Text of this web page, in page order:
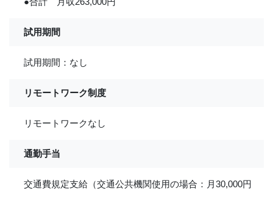
試用期間
試用期間：なし
リモートワーク制度
リモートワークなし
通勤手当
交通費規定支給（交通公共機関使用の場合：月30,000円